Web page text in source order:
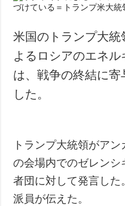
防衛
社会・文化
スポーツ
犯罪
インタビュー
写真
動画
米国のトランプ大
よるロシアのエネ
は、戦争の終結に
した。
トランプ大統領がア
の会場内でのゼレン
者団に対して発言し
派員が伝えた。